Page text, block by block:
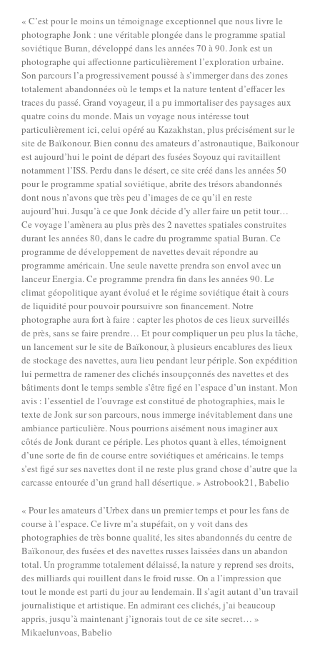
« C’est pour le moins un témoignage exceptionnel que nous livre le
photographe Jonk : une véritable plongée dans le programme spatial
soviétique Buran, développé dans les années 70 à 90. Jonk est un
photographe qui affectionne particulièrement l’exploration urbaine.
Son parcours l’a progressivement poussé à s’immerger dans des zones
totalement abandonnées où le temps et la nature tentent d’effacer les
traces du passé. Grand voyageur, il a pu immortaliser des paysages aux
quatre coins du monde. Mais un voyage nous intéresse tout
particulièrement ici, celui opéré au Kazakhstan, plus précisément sur le
site de Baïkonour. Bien connu des amateurs d’astronautique, Baïkonour
est aujourd’hui le point de départ des fusées Soyouz qui ravitaillent
notamment l’ISS. Perdu dans le désert, ce site créé dans les années 50
pour le programme spatial soviétique, abrite des trésors abandonnés
dont nous n’avons que très peu d’images de ce qu’il en reste
aujourd’hui. Jusqu’à ce que Jonk décide d’y aller faire un petit tour…
Ce voyage l’amènera au plus près des 2 navettes spatiales construites
durant les années 80, dans le cadre du programme spatial Buran. Ce
programme de développement de navettes devait répondre au
programme américain. Une seule navette prendra son envol avec un
lanceur Energia. Ce programme prendra fin dans les années 90. Le
climat géopolitique ayant évolué et le régime soviétique était à cours
de liquidité pour pouvoir poursuivre son financement. Notre
photographe aura fort à faire : capter les photos de ces lieux surveillés
de près, sans se faire prendre… Et pour compliquer un peu plus la tâche,
un lancement sur le site de Baïkonour, à plusieurs encablures des lieux
de stockage des navettes, aura lieu pendant leur périple. Son expédition
lui permettra de ramener des clichés insoupçonnés des navettes et des
bâtiments dont le temps semble s’être figé en l’espace d’un instant. Mon
avis : l’essentiel de l’ouvrage est constitué de photographies, mais le
texte de Jonk sur son parcours, nous immerge inévitablement dans une
ambiance particulière. Nous pourrions aisément nous imaginer aux
côtés de Jonk durant ce périple. Les photos quant à elles, témoignent
d’une sorte de fin de course entre soviétiques et américains. le temps
s’est figé sur ses navettes dont il ne reste plus grand chose d’autre que la
carcasse entourée d’un grand hall désertique. » Astrobook21, Babelio
« Pour les amateurs d’Urbex dans un premier temps et pour les fans de
course à l’espace. Ce livre m’a stupéfait, on y voit dans des
photographies de très bonne qualité, les sites abandonnés du centre de
Baïkonour, des fusées et des navettes russes laissées dans un abandon
total. Un programme totalement délaissé, la nature y reprend ses droits,
des milliards qui rouillent dans le froid russe. On a l’impression que
tout le monde est parti du jour au lendemain. Il s’agit autant d’un travail
journalistique et artistique. En admirant ces clichés, j’ai beaucoup
appris, jusqu’à maintenant j’ignorais tout de ce site secret… »
Mikaelunvoas, Babelio